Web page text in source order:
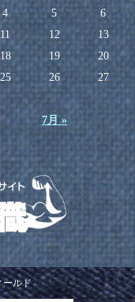
7月 »
4 5
6
11 12
13
18 19
20
25 26
27
ールド